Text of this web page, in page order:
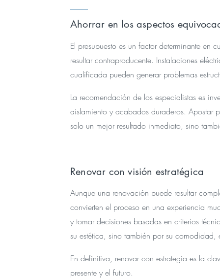
Ahorrar en los aspectos
El presupuesto es un factor determinante en
resultar contraproducente. Instalaciones
cualificada pueden generar problemas
La recomendación de los especialistas es
aislamiento y acabados duraderos. Apostar
solo un mejor resultado inmediato, sino
Renovar con visión estratégica
Aunque una renovación puede resultar
convierten el proceso en una experiencia
y tomar decisiones basadas en criterios
su estética, sino también por su
En definitiva, renovar con estrategia es la
presente y el futuro.